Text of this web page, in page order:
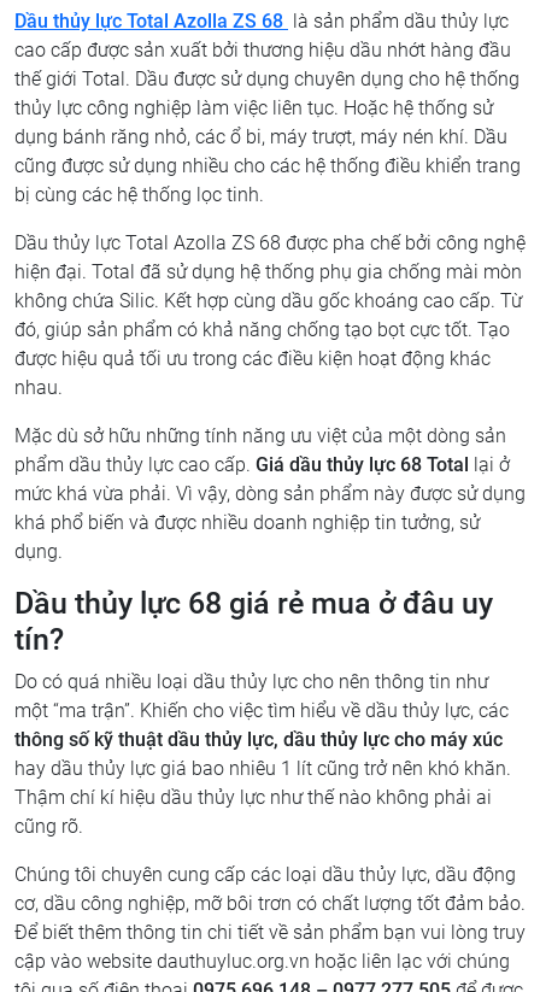
Dầu thủy lực Total Azolla ZS 68 là sản phẩm dầu thủy lực
cao cấp được sản xuất bởi thương hiệu dầu nhớt hàng đầu
thế giới Total. Dầu được sử dụng chuyên dụng cho hệ thống
thủy lực công nghiệp làm việc liên tục. Hoặc hệ thống sử
dụng bánh răng nhỏ, các ổ bi, máy trượt, máy nén khí. Dầu
cũng được sử dụng nhiều cho các hệ thống điều khiển trang
bị cùng các hệ thống lọc tinh.
Dầu thủy lực Total Azolla ZS 68 được pha chế bởi công nghệ
hiện đại. Total đã sử dụng hệ thống phụ gia chống mài mòn
không chứa Silic. Kết hợp cùng dầu gốc khoáng cao cấp. Từ
đó, giúp sản phẩm có khả năng chống tạo bọt cực tốt. Tạo
được hiệu quả tối ưu trong các điều kiện hoạt động khác
nhau.
Mặc dù sở hữu những tính năng ưu việt của một dòng sản
phẩm dầu thủy lực cao cấp. Giá dầu thủy lực 68 Total lại ở
mức khá vừa phải. Vì vậy, dòng sản phẩm này được sử dụng
khá phổ biến và được nhiều doanh nghiệp tin tưởng, sử
dụng.
Dầu thủy lực 68 giá rẻ mua ở đâu uy
tín?
Do có quá nhiều loại dầu thủy lực cho nên thông tin như
một “ma trận”. Khiến cho việc tìm hiểu về dầu thủy lực, các
thông số kỹ thuật dầu thủy lực, dầu thủy lực cho máy xúc
hay dầu thủy lực giá bao nhiêu 1 lít cũng trở nên khó khăn.
Thậm chí kí hiệu dầu thủy lực như thế nào không phải ai
cũng rõ.
Chúng tôi chuyên cung cấp các loại dầu thủy lực, dầu động
cơ, dầu công nghiệp, mỡ bôi trơn có chất lượng tốt đảm bảo.
Để biết thêm thông tin chi tiết về sản phẩm bạn vui lòng truy
cập vào website dauthuyluc.org.vn hoặc liên lạc với chúng